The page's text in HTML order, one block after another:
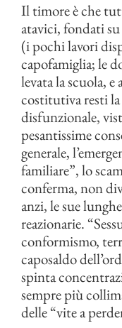
Il timore è che
atavici, fondati
(i pochi lavori
capofamiglia; le
levata la scuola,
costitutiva resti
disfunzionale,
pesantissime
generale,
familiare”, lo
conferma, non
anzi, le sue
reazionarie.
conformismo,
caposaldo
spinta
sempre più
delle “vite a